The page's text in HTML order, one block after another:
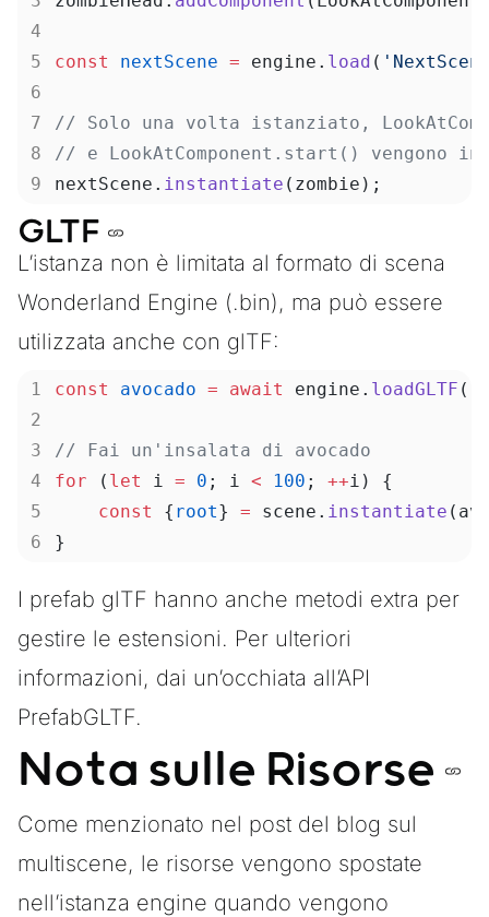
const nextScene = engine. load (
// Solo una volta istanziato,
// e LookAtComponent.start() vengono
nextScene. instantiate (zombie);
GLTF
L’istanza non è limitata al formato di scena
Wonderland Engine (.bin), ma può essere
utilizzata anche con glTF:
const avocado = await engine. loadGLTF (
// Fai un'insalata di avocado
for ( let i = 0 ; i < 100 ; ++i) {
    const
{ root} = scene. instantiate
}
I prefab glTF hanno anche metodi extra per
gestire le estensioni. Per ulteriori
informazioni, dai un’occhiata all’API
PrefabGLTF.
Nota sulle Risorse
Come menzionato nel post del blog sul
multiscene, le risorse vengono spostate
nell’istanza engine quando vengono